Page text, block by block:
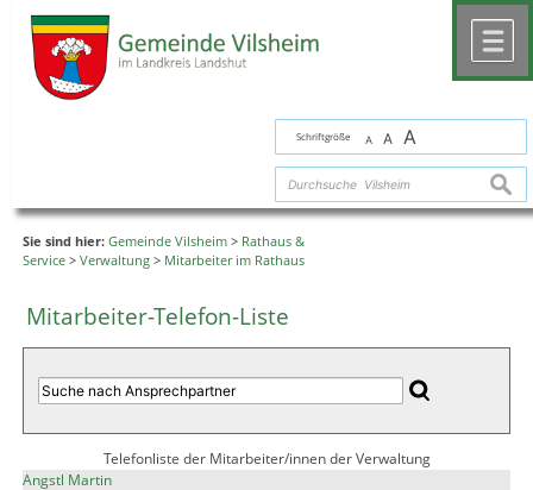
Schriftgröße A A A
Sie sind hier: Gemeinde Vilsheim > Rathaus &
Service > Verwaltung > Mitarbeiter im Rathaus
Mitarbeiter-Telefon-Liste
Telefonliste der Mitarbeiter/innen der Verwaltung
Angstl Martin